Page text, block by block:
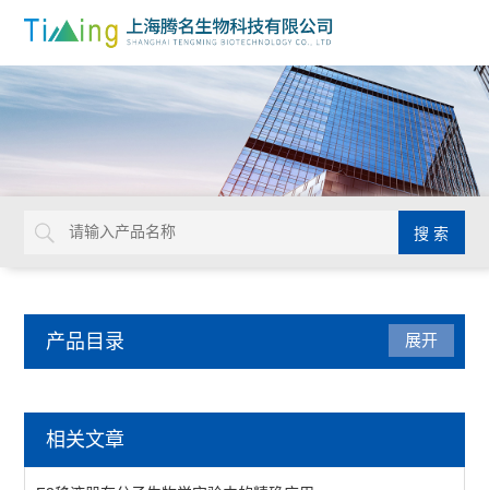
产品目录
电动移液器
展开
相关文章